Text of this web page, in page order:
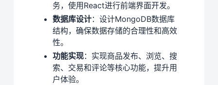
务，使用React进行前端界面开发。
数据库设计：设计MongoDB数据库
结构，确保数据存储的合理性和高效
性。
功能实现：实现商品发布、浏览、搜
索、交易和评论等核心功能，提升用
户体验。